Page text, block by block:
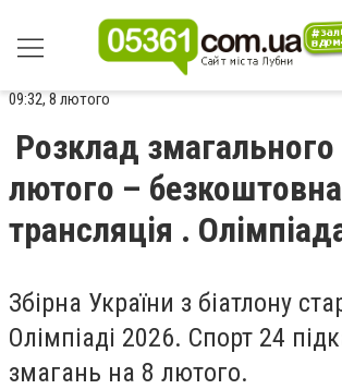
09:32, 8 лютого
Розклад
лютого –
трансляція .
Збірна України з біатлону
Олімпіаді 2026. Спорт 24
змагань на 8 лютого.